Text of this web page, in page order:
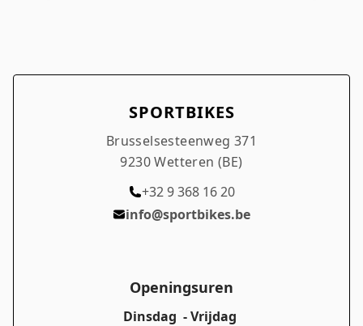
SPORTBIKES
Brusselsesteenweg 371
9230 Wetteren (BE)
+32 9 368 16 20
info@sportbikes.be
Openingsuren
Dinsdag - Vrijdag